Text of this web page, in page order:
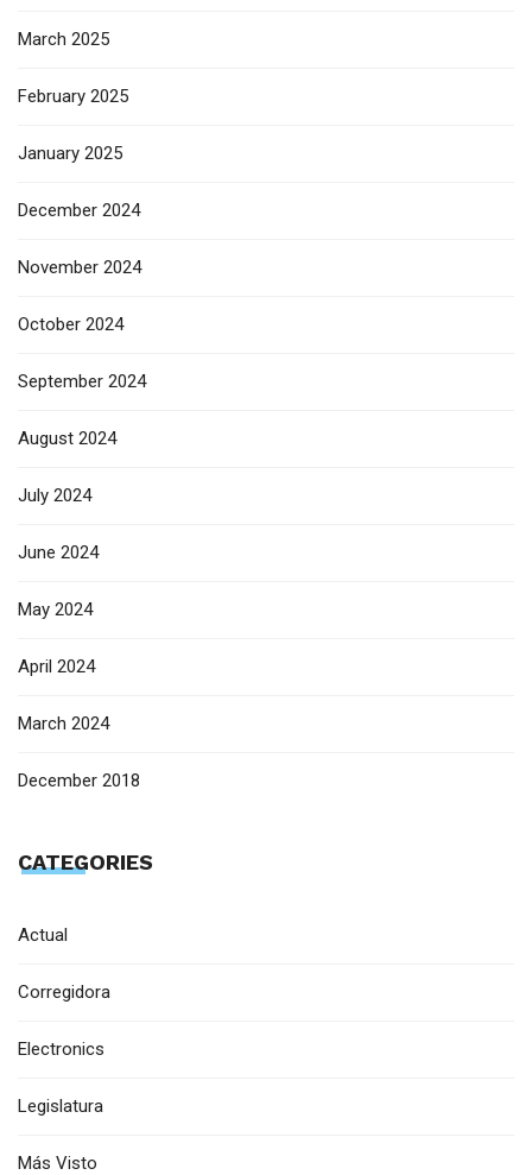
March 2025
February 2025
January 2025
December 2024
November 2024
October 2024
September 2024
August 2024
July 2024
June 2024
May 2024
April 2024
March 2024
December 2018
CATEGORIES
Actual
Corregidora
Electronics
Legislatura
Más Visto